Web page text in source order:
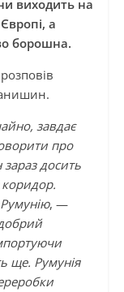
виходить на
а
борошна.
завдає
про
зараз досить
, —
ще. Румунія